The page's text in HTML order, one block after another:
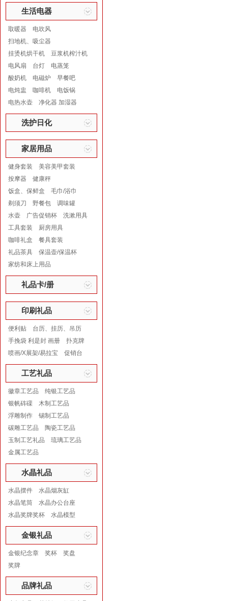
生活电器
取暖器
电吹风
扫地机、吸尘器
挂烫机烘干机
豆浆机榨汁机
电风扇
台灯
电蒸笼
酸奶机
电磁炉
早餐吧
电炖盅
咖啡机
电饭锅
电热水壶
净化器 加湿器
洗护日化
家居用品
健身套装
美容美甲套装
按摩器
健康秤
饭盒、保鲜盒
毛巾/浴巾
剃须刀
野餐包
调味罐
水壶
广告促销杯
洗漱用具
工具套装
厨房用具
咖啡礼盒
餐具套装
礼品茶具
保温壶/保温杯
家纺和床上用品
礼品卡/册
印刷礼品
便利贴
台历、挂历、吊历
手挽袋 利是封 画册
扑克牌
喷画/X展架/易拉宝
促销台
工艺礼品
徽章工艺品
纯银工艺品
银帆砗磲
木制工艺品
浮雕制作
锡制工艺品
碳雕工艺品
陶瓷工艺品
玉制工艺礼品
琉璃工艺品
金属工艺品
水晶礼品
水晶摆件
水晶烟灰缸
水晶笔筒
水晶办公台座
水晶奖牌奖杯
水晶模型
金银礼品
金银纪念章 奖杯
奖盘
奖牌
品牌礼品